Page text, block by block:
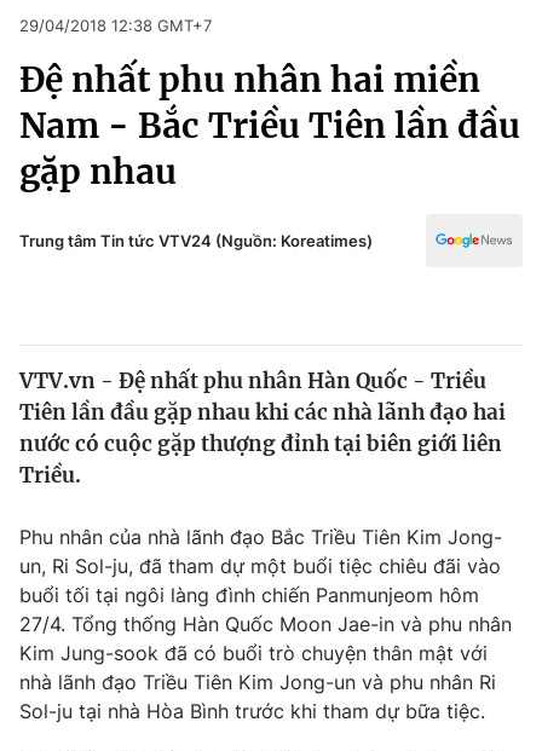
Chuyên mục
Chính trị
Xã hội
Pháp luật
Thế giới
Tin tức
Thế giới đó đây
Câu chuyện quốc tế
Kinh tế
Thị trường
Góc doanh nghiệp
Dữ liệu và đời sống
Truyền hình
Phim VTV
Hậu trường
Giải trí
Điện ảnh
Pháp luật
Kinh tế
Thể thao
Truyền hình
Văn hóa - Giải trí
29/04/2018 12:38 GMT+7
Đệ nhất phu nhân hai miền
Nam - Bắc Triều Tiên lần đầu
gặp nhau
Trung tâm Tin tức VTV24 (Nguồn: Koreatimes)
VTV.vn - Đệ nhất phu nhân Hàn Quốc - Triều
Tiên lần đầu gặp nhau khi các nhà lãnh đạo hai
nước có cuộc gặp thượng đỉnh tại biên giới liên
Triều.
Phu nhân của nhà lãnh đạo Bắc Triều Tiên Kim Jong-
un, Ri Sol-ju, đã tham dự một buổi tiệc chiêu đãi vào
buổi tối tại ngôi làng đình chiến Panmunjeom hôm
27/4. Tổng thống Hàn Quốc Moon Jae-in và phu nhân
Kim Jung-sook đã có buổi trò chuyện thân mật với
nhà lãnh đạo Triều Tiên Kim Jong-un và phu nhân Ri
Sol-ju tại nhà Hòa Bình trước khi tham dự bữa tiệc.